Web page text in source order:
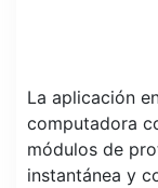
La aplicación
computadora
módulos de
instantánea y